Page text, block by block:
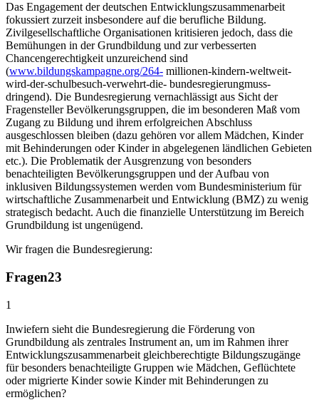
Das Engagement der deutschen Entwicklungszusammenarbeit
fokussiert zurzeit insbesondere auf die berufliche Bildung.
Zivilgesellschaftliche Organisationen kritisieren jedoch, dass die
Bemühungen in der Grundbildung und zur verbesserten
Chancengerechtigkeit unzureichend sind
(www.bildungskampagne.org/264- millionen-kindern-weltweit-
wird-der-schulbesuch-verwehrt-die- bundesregierungmuss-
dringend). Die Bundesregierung vernachlässigt aus Sicht der
Fragensteller Bevölkerungsgruppen, die im besonderen Maß vom
Zugang zu Bildung und ihrem erfolgreichen Abschluss
ausgeschlossen bleiben (dazu gehören vor allem Mädchen, Kinder
mit Behinderungen oder Kinder in abgelegenen ländlichen Gebieten
etc.). Die Problematik der Ausgrenzung von besonders
benachteiligten Bevölkerungsgruppen und der Aufbau von
inklusiven Bildungssystemen werden vom Bundesministerium für
wirtschaftliche Zusammenarbeit und Entwicklung (BMZ) zu wenig
strategisch bedacht. Auch die finanzielle Unterstützung im Bereich
Grundbildung ist ungenügend.
Wir fragen die Bundesregierung:
Fragen23
1
Inwiefern sieht die Bundesregierung die Förderung von
Grundbildung als zentrales Instrument an, um im Rahmen ihrer
Entwicklungszusammenarbeit gleichberechtigte Bildungszugänge
für besonders benachteiligte Gruppen wie Mädchen, Geflüchtete
oder migrierte Kinder sowie Kinder mit Behinderungen zu
ermöglichen?